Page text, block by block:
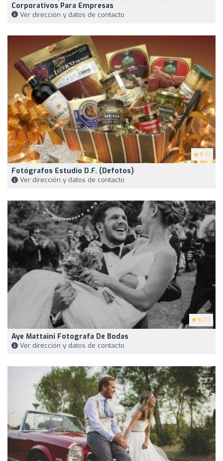
Corporativos Para Empresas
Ver dirección y datos de contacto
5 (1)
Fotógrafos Estudio D.F. (defotos)
Ver dirección y datos de contacto
5 (11)
Aye Mattaini Fotografa De Bodas
Ver dirección y datos de contacto